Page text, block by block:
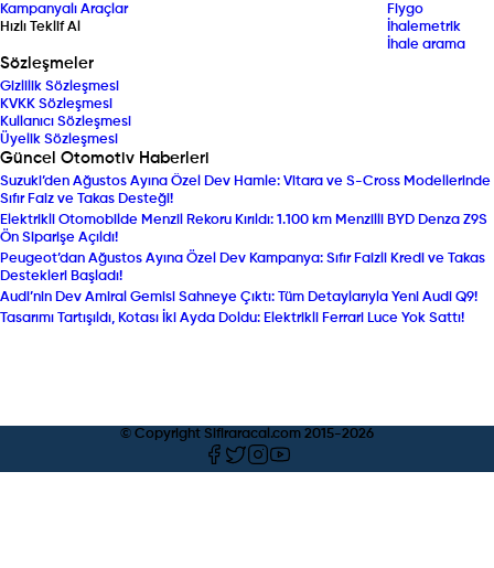
Kampanyalı Araçlar
Hızlı Teklif Al
Fiygo
İhalemetrik
İhale arama
Sözleşmeler
Gizlilik Sözleşmesi
KVKK Sözleşmesi
Kullanıcı Sözleşmesi
Üyelik Sözleşmesi
Güncel Otomotiv Haberleri
Suzuki’den Ağustos Ayına Özel Dev Hamle: Vitara ve S-Cross Modellerinde
Sıfır Faiz ve Takas Desteği!
Elektrikli Otomobilde Menzil Rekoru Kırıldı: 1.100 km Menzilli BYD Denza Z9S
Ön Siparişe Açıldı!
Peugeot’dan Ağustos Ayına Özel Dev Kampanya: Sıfır Faizli Kredi ve Takas
Destekleri Başladı!
Audi’nin Dev Amiral Gemisi Sahneye Çıktı: Tüm Detaylarıyla Yeni Audi Q9!
Tasarımı Tartışıldı, Kotası İki Ayda Doldu: Elektrikli Ferrari Luce Yok Sattı!
© Copyright Sifiraracal.com 2015-2026